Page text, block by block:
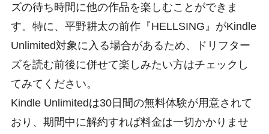
ズの待ち時間に他の作品を楽しむことができま
す。特に、平野耕太の前作『HELLSING』がKindle
Unlimited対象に入る場合があるため、ドリフター
ズを読む前後に併せて楽しみたい方はチェックし
てみてください。
Kindle Unlimitedは30日間の無料体験が用意されて
おり、期間中に解約すれば料金は一切かかりませ